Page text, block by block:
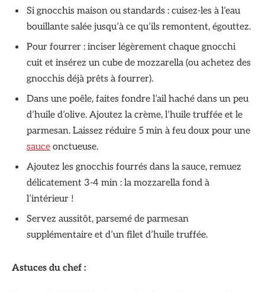
Si gnocchis maison ou standards : cuisez-les à l’eau
bouillante salée jusqu’à ce qu’ils remontent, égouttez.
Pour fourrer : inciser légèrement chaque gnocchi
cuit et insérez un cube de mozzarella (ou achetez des
gnocchis déjà prêts à fourrer).
Dans une poêle, faites fondre l’ail haché dans un peu
d’huile d’olive. Ajoutez la crème, l’huile truffée et le
parmesan. Laissez réduire 5 min à feu doux pour une
sauce onctueuse.
Ajoutez les gnocchis fourrés dans la sauce, remuez
délicatement 3-4 min : la mozzarella fond à
l’intérieur !
Servez aussitôt, parsemé de parmesan
supplémentaire et d’un filet d’huile truffée.
Astuces du chef :